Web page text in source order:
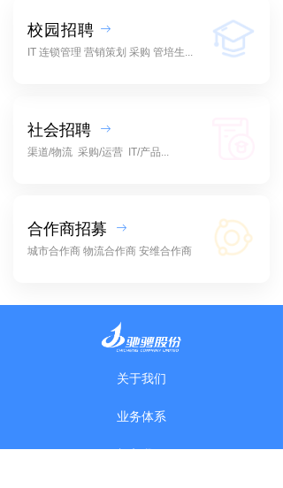
校园招聘
IT 连锁管理 营销策划 采购 管培生...
ꁹ
合作商招募
城市合作商 物流合作商 安维合作商
ꁹ
社会招聘
渠道/物流 采购/运营 IT/产品...
ꁹ
关于我们
业务体系
加入我们